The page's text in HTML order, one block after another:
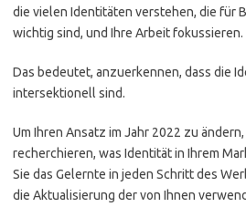
die vielen Identitäten verstehen, die für
wichtig sind, und Ihre Arbeit fokussieren.
Das bedeutet, anzuerkennen, dass die
intersektionell sind.
Um Ihren Ansatz im Jahr 2022 zu
recherchieren, was Identität in Ihrem
Sie das Gelernte in jeden Schritt des
die Aktualisierung der von Ihnen